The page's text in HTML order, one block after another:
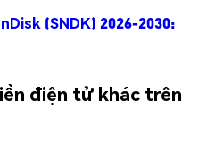
(SNDK) 2026-2030:
điện tử khác trên